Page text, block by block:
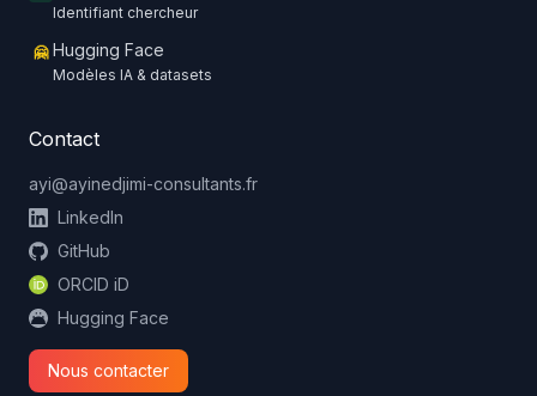
Identifiant chercheur
🤗 Hugging Face
Modèles IA & datasets
Contact
ayi@ayinedjimi-consultants.fr
LinkedIn
GitHub
ORCID iD
Hugging Face
Nous contacter